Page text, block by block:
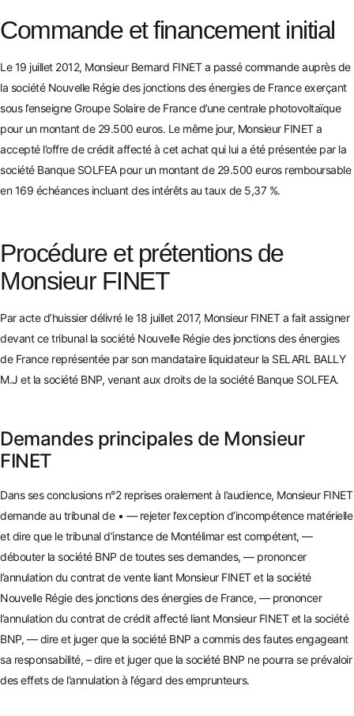
Commande et financement initial
Le 19 juillet 2012, Monsieur Bernard FINET a passé commande auprès de
la société Nouvelle Régie des jonctions des énergies de France exerçant
sous l’enseigne Groupe Solaire de France d’une centrale photovoltaïque
pour un montant de 29.500 euros. Le même jour, Monsieur FINET a
accepté l’offre de crédit affecté à cet achat qui lui a été présentée par la
société Banque SOLFEA pour un montant de 29.500 euros remboursable
en 169 échéances incluant des intérêts au taux de 5,37%.
Procédure et prétentions de
Monsieur FINET
Par acte d’huissier délivré le 18 juillet 2017, Monsieur FINET a fait assigner
devant ce tribunal la société Nouvelle Régie des jonctions des énergies
de France représentée par son mandataire liquidateur la SELARL BALLY
M.J et la société BNP, venant aux droits de la société Banque SOLFEA.
Demandes principales de Monsieur
FINET
Dans ses conclusions n°2 reprises oralement à l’audience, Monsieur FINET
demande au tribunal de • — rejeter l’exception d’incompétence matérielle
et dire que le tribunal d’instance de Montélimar est compétent, —
débouter la société BNP de toutes ses demandes, — prononcer
l’annulation du contrat de vente liant Monsieur FINET et la société
Nouvelle Régie des jonctionsdes énergies de France, — prononcer
l’annulation du contrat de crédit affecté liant Monsieur FINET et la société
BNP, — direet juger que la société BNP a commis des fautes engageant
sa responsabilité, – dire et juger que la société BNP ne pourra se prévaloir
des effets de l’annulation à l’égard des emprunteurs.